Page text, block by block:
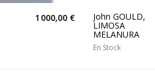
1 000,00 € John GOULD,
LIMOSA
MELANURA
En Stock